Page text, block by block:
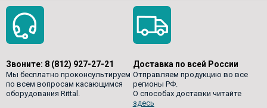
Звоните: 8 (812) 927-27-21
Мы бесплатно проконсультируем
по всем вопросам касающимся
оборудования Rittal.
Доставка по всей России
Отправляем продукцию во все
регионы РФ.
О способах доставки читайте
здесь